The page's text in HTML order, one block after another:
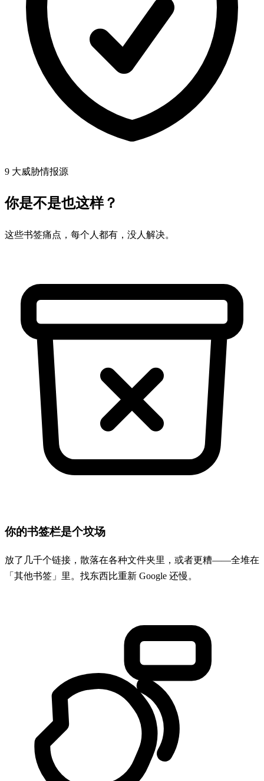
9 大威胁情报源
你是不是也这样？
这些书签痛点，每个人都有，没人解决。
你的书签栏是个坟场
放了几千个链接，散落在各种文件夹里，或者更糟——全堆在
「其他书签」里。找东西比重新 Google 还慢。